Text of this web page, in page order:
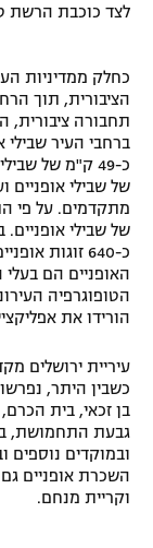
לצד כוכבת הרשת
כחלק ממדיניות
הציבורית, תוך
תחבורה ציבורית,
של שבילי
האופניים הם
הורידו את
עיריית ירושלים
כשבין היתר,
בן זכאי, בית
גבעת התחמושת,
ובמוקדים נוספים
השכרת אופניים
וקריית מנחם.